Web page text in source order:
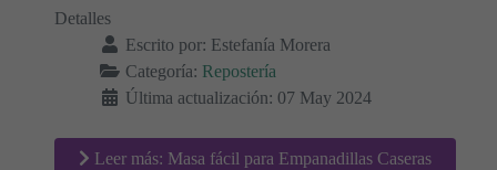
Detalles
Escrito por: Estefanía Morera
Categoría: Repostería
Última actualización: 07 May 2024
Leer más: Masa fácil para Empanadillas Caseras